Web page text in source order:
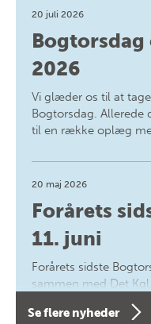
20 juli 2026
2026
Vi glæder os til at
Bogtorsdag. Allerede
til en række oplæg
20 maj 2026
Forårets
11. juni
Forårets sidste
sammen med Det
forfatterne bag vores
Se flere nyheder